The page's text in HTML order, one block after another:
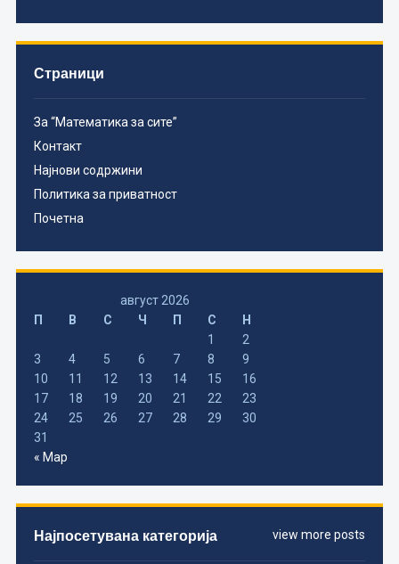
Страници
За “Математика за сите”
Контакт
Најнови содржини
Политика за приватност
Почетна
август 2026
П
В С Ч П С
Н
1
2
3
4 5 6 7 8
9
10
11 12 13 14 15
16
17
18 19 20 21 22
23
24
25 26 27 28 29
30
31
« Мар
view more posts
Најпосетувана категорија